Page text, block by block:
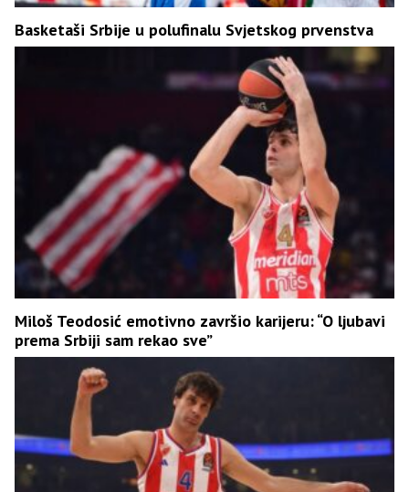
Basketaši Srbije u polufinalu Svjetskog prvenstva
Miloš Teodosić emotivno završio karijeru: “O ljubavi
prema Srbiji sam rekao sve”